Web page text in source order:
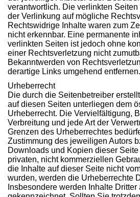
verantwortlich. Die verlinkten
der Verlinkung auf mögliche
Rechtswidrige Inhalte waren zum
nicht erkennbar. Eine permanente
verlinkten Seiten ist jedoch ohne
einer Rechtsverletzung nicht
Bekanntwerden von
derartige Links umgehend entfernen.
Urheberrecht
Die durch die Seitenbetreiber
auf diesen Seiten unterliegen dem
Urheberrecht. Die Vervielfältigung,
Verbreitung und jede Art der
Grenzen des Urheberrechtes
Zustimmung des jeweiligen Autors
Downloads und Kopien dieser
privaten, nicht kommerziellen
die Inhalte auf dieser Seite nicht
wurden, werden die Urheberrechte
Insbesondere werden Inhalte